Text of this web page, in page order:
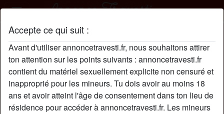
Accepte ce qui suit :
Avant d'utiliser annoncetravesti.fr, nous souhaitons attirer
ton attention sur les points suivants : annoncetravesti.fr
contient du matériel sexuellement explicite non censuré et
inapproprié pour les mineurs. Tu dois avoir au moins 18
ans et avoir atteint l'âge de consentement dans ton lieu de
résidence pour accéder à annoncetravesti.fr. Les mineurs
CoraSolenn profil